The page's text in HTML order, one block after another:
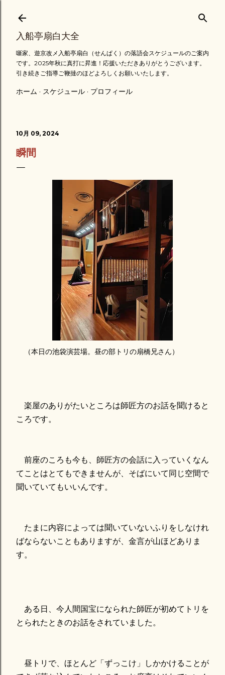
スキップしてメイン コンテンツに移動
入船亭扇白大全
噺家、遊京改メ入船亭扇白（せんぱく）の落語会スケジュールのご案内
です。2025年秋に真打に昇進！応援いただきありがとうございます。
引き続きご指導ご鞭撻のほどよろしくお願いいたします。
ホーム スケジュール プロフィール
10月 09, 2024
瞬間
（本日の池袋演芸場。昼の部トリの扇橋兄さん）
楽屋のありがたいところは師匠方のお話を聞けると
ころです。
前座のころも今も、師匠方の会話に入っていくなん
てことはとてもできませんが、そばにいて同じ空間で
聞いていてもいいんです。
たまに内容によっては聞いていないふりをしなけれ
ばならないこともありますが、金言が山ほどありま
す。
ある日、今人間国宝になられた師匠が初めてトリを
とられたときのお話をされていました。
昼トリで、ほとんど「ずっこけ」しかかけることが